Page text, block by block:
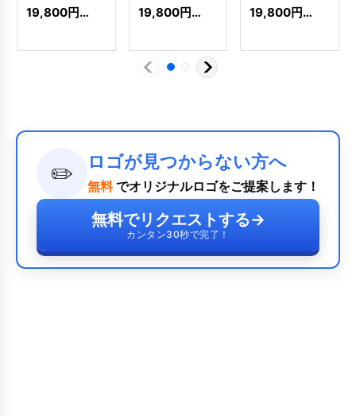
星型のロゴ
[8806 ]
19,800円(税込) のロゴ [9012
19,800円(税込)
ラデーションロ
ゴ [9778]
19,800円(税込)
✏️ ロゴが見つからない方へ
無料 でオリジナルロゴをご提案します！
無料でリクエストする→
カンタン30秒で完了！